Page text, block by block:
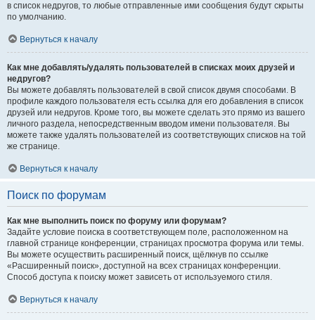
в список недругов, то любые отправленные ими сообщения будут скрыты
по умолчанию.
Вернуться к началу
Как мне добавлять/удалять пользователей в списках моих друзей и
недругов?
Вы можете добавлять пользователей в свой список двумя способами. В
профиле каждого пользователя есть ссылка для его добавления в список
друзей или недругов. Кроме того, вы можете сделать это прямо из вашего
личного раздела, непосредственным вводом имени пользователя. Вы
можете также удалять пользователей из соответствующих списков на той
же странице.
Вернуться к началу
Поиск по форумам
Как мне выполнить поиск по форуму или форумам?
Задайте условие поиска в соответствующем поле, расположенном на
главной странице конференции, страницах просмотра форума или темы.
Вы можете осуществить расширенный поиск, щёлкнув по ссылке
«Расширенный поиск», доступной на всех страницах конференции.
Способ доступа к поиску может зависеть от используемого стиля.
Вернуться к началу